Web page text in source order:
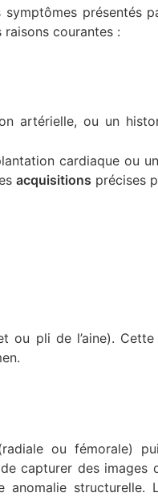
présentés
raisons courantes :
artérielle, ou un
cardiaque ou
acquisitions précises
ou pli de l’aine).
ou fémorale)
capturer des images
anomalie structurelle.